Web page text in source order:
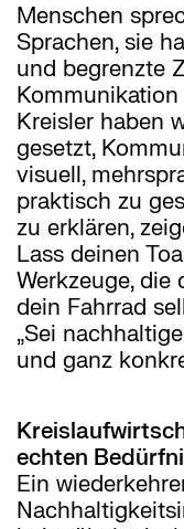
Menschen
Sprachen, sie
und begrenzte
Kreisler haben
gesetzt,
visuell,
praktisch zu
zu erklären,
Lass deinen
Werkzeuge, die
dein Fahrrad
„Sei
und ganz
echten
Ein